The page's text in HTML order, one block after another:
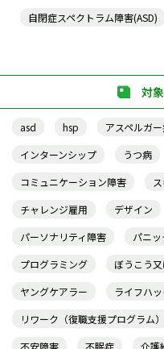
自閉症スペクトラム障害(ASD)
対
asd hsp アスペルガ
インターンシップ
うつ病
コミュニケーション障害
チャレンジ雇用
デザイン
パーソナリティ障害
パニ
プログラミング
ぼうこう
ヤングケアラー
ライフハ
リワーク（復職支援プログラム）
不安障害
不眠症 介護